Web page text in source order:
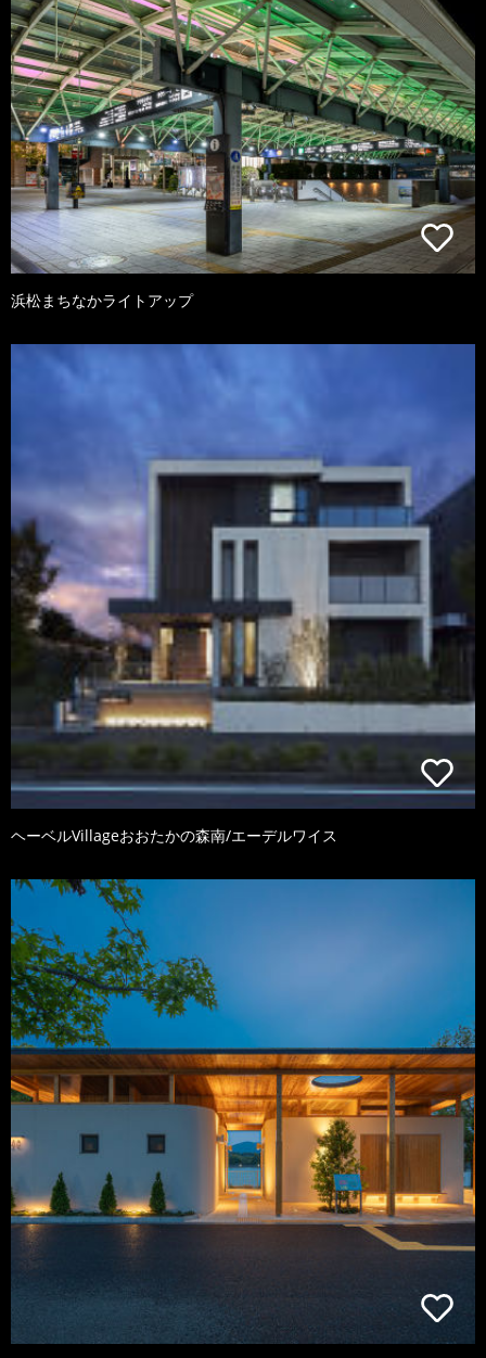
浜松まちなかライトアップ
ヘーベルVillageおおたかの森南/エーデルワイス